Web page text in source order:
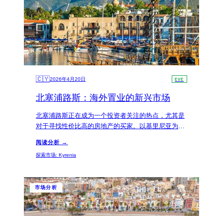
🇨🇾2026年4月20日 EVE
北塞浦路斯：海外置业的新兴市场
北塞浦路斯正在成为一个投资者关注的热点，尤其是
对于寻找性价比高的房地产的买家。以基里尼亚为
于慕尼黑的9000美元。这种显著的价格差异，以及有
利的税收政策，吸引了大量寻求资本增值的投资者。
阅读分析 →
探索市场: Kyrenia
市场分析